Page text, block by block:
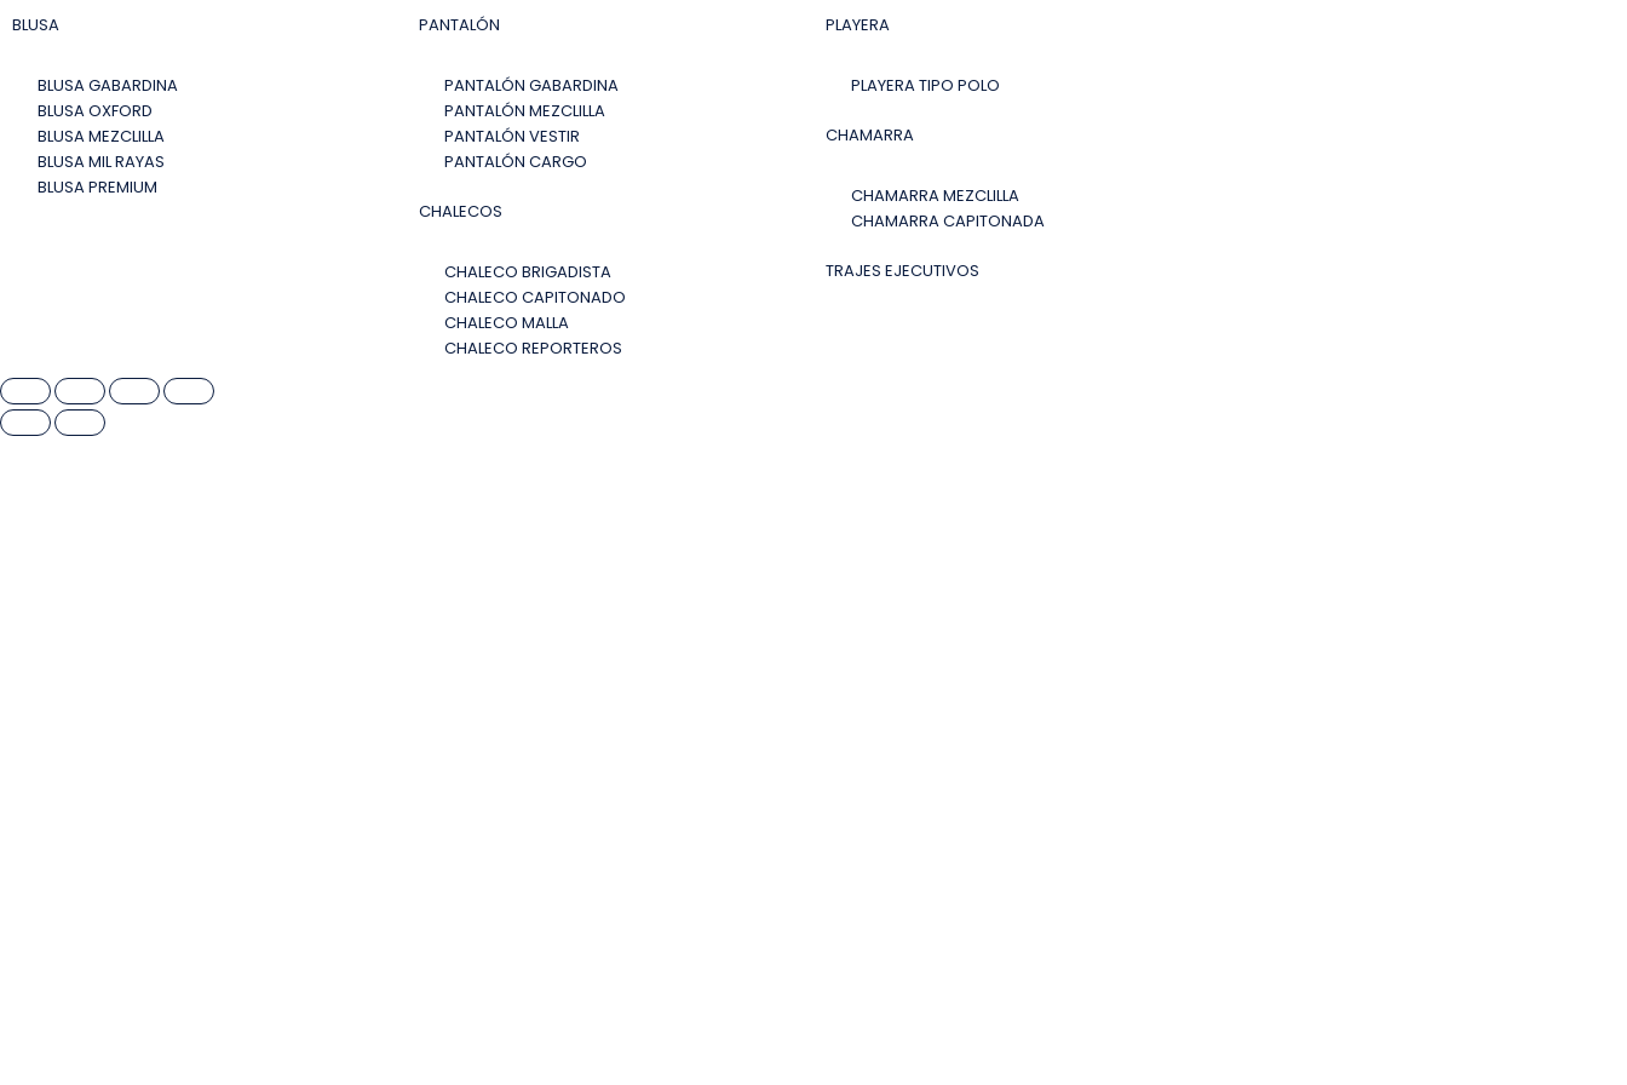
BLUSA
BLUSA GABARDINA
BLUSA OXFORD
BLUSA MEZCLILLA
BLUSA MIL RAYAS
BLUSA PREMIUM
PANTALÓN
PANTALÓN GABARDINA
PANTALÓN MEZCLILLA
PANTALÓN VESTIR
PANTALÓN CARGO
CHALECOS
CHALECO BRIGADISTA
CHALECO CAPITONADO
CHALECO MALLA
CHALECO REPORTEROS
PLAYERA
PLAYERA TIPO POLO
CHAMARRA
CHAMARRA MEZCLILLA
CHAMARRA CAPITONADA
TRAJES EJECUTIVOS